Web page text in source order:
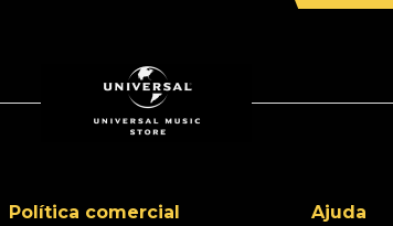
Política comercial Ajuda